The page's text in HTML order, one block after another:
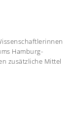
Hamburg-
zusätzliche Mittel